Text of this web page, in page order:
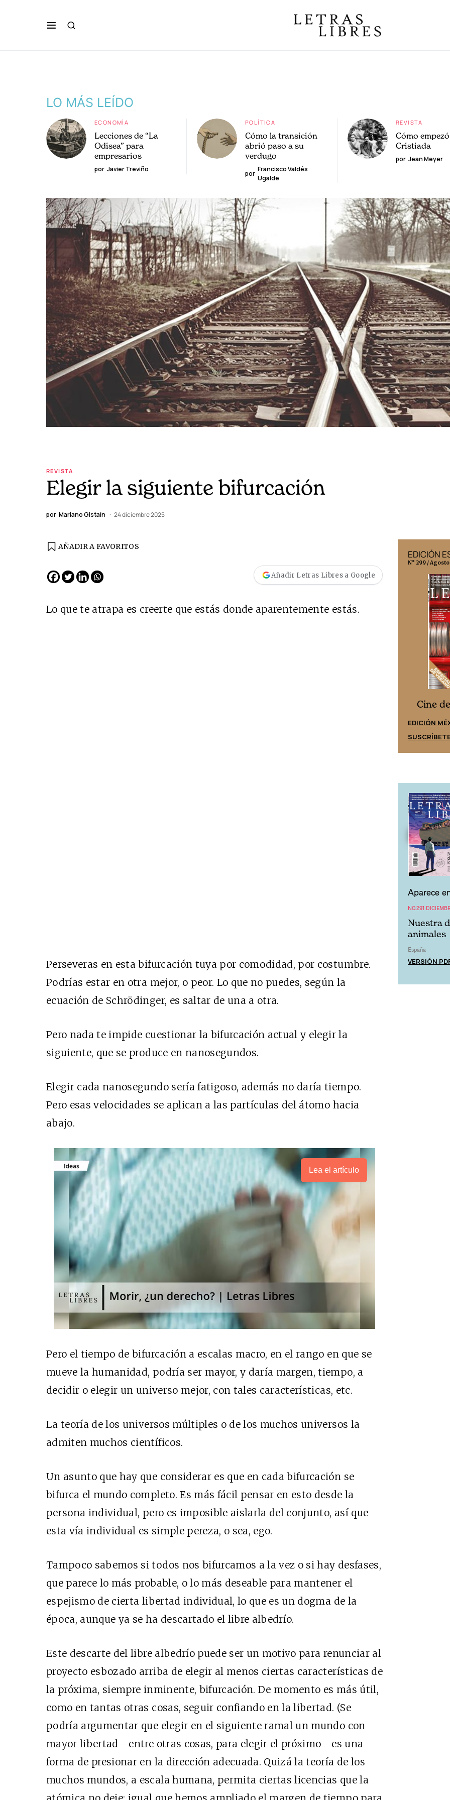
LO MÁS LEÍDO
ECONOMÍA
Lecciones de “La
Odisea” para
empresarios
por Javier Treviño
POLÍTICA
Cómo la transición
abrió paso a su
verdugo
por
Francisco Valdés
Ugalde
REVISTA
Cómo
Cristiada
por Jean Meyer
REVISTA
Elegir la siguiente bifurcación
por Mariano Gistaín 24 diciembre 2025
AÑADIR A FAVORITOS
Añadir Letras Libres a Google
Lo que te atrapa es creerte que estás donde aparentemente estás.
Perseveras en esta bifurcación tuya por comodidad, por costumbre.
Podrías estar en otra mejor, o peor. Lo que no puedes, según la
ecuación de Schrödinger, es saltar de una a otra.
Pero nada te impide cuestionar la bifurcación actual y elegir la
siguiente, que se produce en nanosegundos.
Elegir cada nanosegundo sería fatigoso, además no daría tiempo.
Pero esas velocidades se aplican a las partículas del átomo hacia
abajo.
Lea el artículo
Pero el tiempo de bifurcación a escalas macro, en el rango en que se
mueve la humanidad, podría ser mayor, y daría margen, tiempo, a
decidir o elegir un universo mejor, con tales características, etc.
La teoría de los universos múltiples o de los muchos universos la
admiten muchos científicos.
Un asunto que hay que considerar es que en cada bifurcación se
bifurca el mundo completo. Es más fácil pensar en esto desde la
persona individual, pero es imposible aislarla del conjunto, así que
esta vía individual es simple pereza, o sea, ego.
Tampoco sabemos si todos nos bifurcamos a la vez o si hay desfases,
que parece lo más probable, o lo más deseable para mantener el
espejismo de cierta libertad individual, lo que es un dogma de la
época, aunque ya se ha descartado el libre albedrío.
Este descarte del libre albedrío puede ser un motivo para renunciar al
proyecto esbozado arriba de elegir al menos ciertas características de
la próxima, siempre inminente, bifurcación. De momento es más útil,
como en tantas otras cosas, seguir confiando en la libertad. (Se
podría argumentar que elegir en el siguiente ramal un mundo con
mayor libertad –entre otras cosas, para elegir el próximo– es una
forma de presionar en la dirección adecuada. Quizá la teoría de los
muchos mundos, a escala humana, permita ciertas licencias que la
EDICIÓN
N° 299 /
Cine
EDICIÓN
Aparece
NO.291
Nuestra
animales
España
VERSIÓN